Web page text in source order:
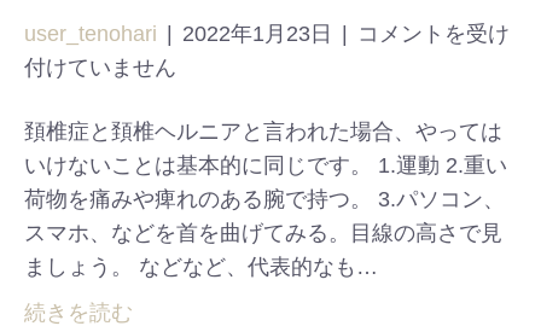
user_tenohari 2022年1月23日
コメントを受け
付けていません
頚椎症と頚椎ヘルニアと言われた場合、やっては
いけないことは基本的に同じです。 1.運動 2.重い
荷物を痛みや痺れのある腕で持つ。 3.パソコン、
スマホ、などを首を曲げてみる。目線の高さで見
ましょう。 などなど、代表的なも…
続きを読む